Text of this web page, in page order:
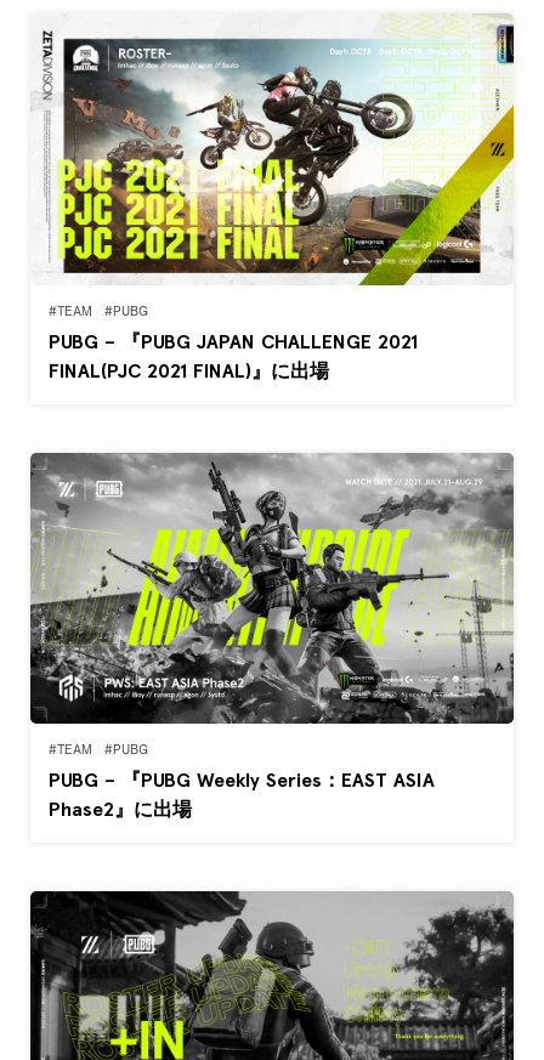
#TEAM #PUBG
PUBG – 『PUBG JAPAN CHALLENGE 2021
FINAL(PJC 2021 FINAL)』に出場
#TEAM #PUBG
PUBG – 『PUBG Weekly Series：EAST ASIA
Phase2』に出場